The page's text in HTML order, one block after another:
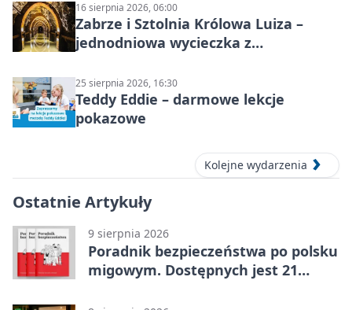
16 sierpnia 2026, 06:00
Zabrze i Sztolnia Królowa Luiza –
jednodniowa wycieczka z
miasta
25 sierpnia 2026, 16:30
Teddy Eddie – darmowe lekcje
pokazowe
Kolejne wydarzenia
Ostatnie Artykuły
9 sierpnia 2026
Poradnik bezpieczeństwa po polsku
migowym. Dostępnych jest 21